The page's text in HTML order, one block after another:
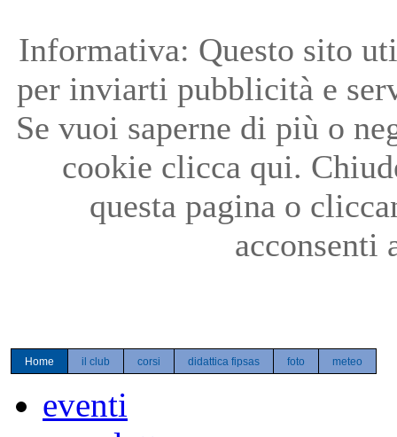
Informativa: Questo sito
per inviarti pubblicità e
Se vuoi saperne di più o
cookie clicca qui.
questa pagina o
acconsenti
Home il club corsi didattica fipsas foto meteo
eventi